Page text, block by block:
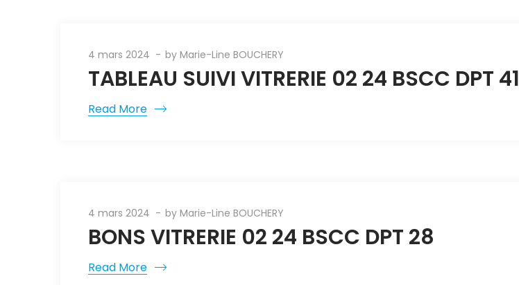
4 mars 2024 by Marie-Line BOUCHERY
TABLEAU SUIVI VITRERIE 02 24 BSCC DPT 41
Read More
4 mars 2024 by Marie-Line BOUCHERY
BONS VITRERIE 02 24 BSCC DPT 28
Read More